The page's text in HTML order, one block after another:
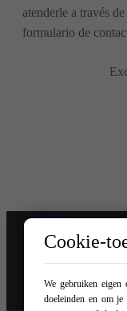
atenderle a través
formulario de
Kopen
Verkoop uw
Over ons
Blog
Contact
Cookie-
We gebruiken eigen
doeleinden en om je